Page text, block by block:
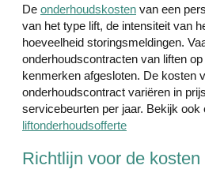
De onderhoudskosten van een
van het type lift, de intensiteit van
hoeveelheid storingsmeldingen.
onderhoudscontracten van liften
kenmerken afgesloten. De kosten
onderhoudscontract variëren in
servicebeurten per jaar. Bekijk ook
liftonderhoudsofferte
Richtlijn voor de